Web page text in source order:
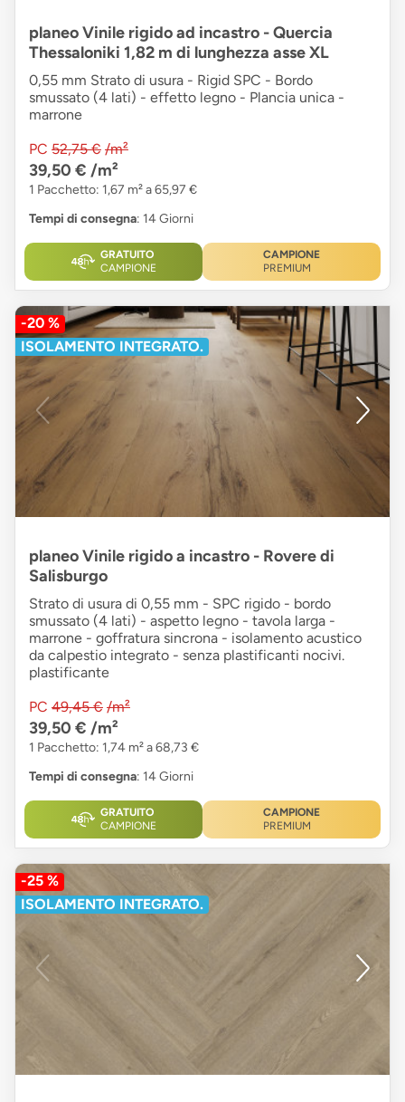
planeo Vinile rigido ad incastro - Quercia
Thessaloniki 1,82 m di lunghezza asse XL
0,55 mm Strato di usura - Rigid SPC - Bordo
smussato (4 lati) - effetto legno - Plancia unica -
marrone
PC 52,75 € /m²
39,50 € /m²
1 Pacchetto: 1,67 m² a 65,97 €
Tempi di consegna: 14 Giorni
GRATUITO
CAMPIONE
CAMPIONE
PREMIUM
-20 %
ISOLAMENTO INTEGRATO.
planeo Vinile rigido a incastro - Rovere di
Salisburgo
Strato di usura di 0,55 mm - SPC rigido - bordo
smussato (4 lati) - aspetto legno - tavola larga -
marrone - goffratura sincrona - isolamento acustico
da calpestio integrato - senza plastificanti nocivi.
plastificante
PC 49,45 € /m²
39,50 € /m²
1 Pacchetto: 1,74 m² a 68,73 €
Tempi di consegna: 14 Giorni
GRATUITO
CAMPIONE
CAMPIONE
PREMIUM
-25 %
ISOLAMENTO INTEGRATO.